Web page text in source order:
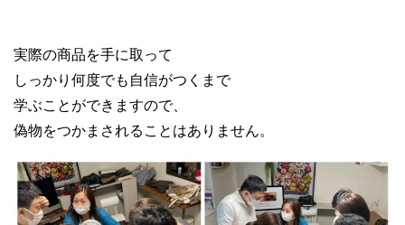
実際の商品を手に取って
しっかり何度でも自信がつくまで
学ぶことができますので、
偽物をつかまされることはありません。